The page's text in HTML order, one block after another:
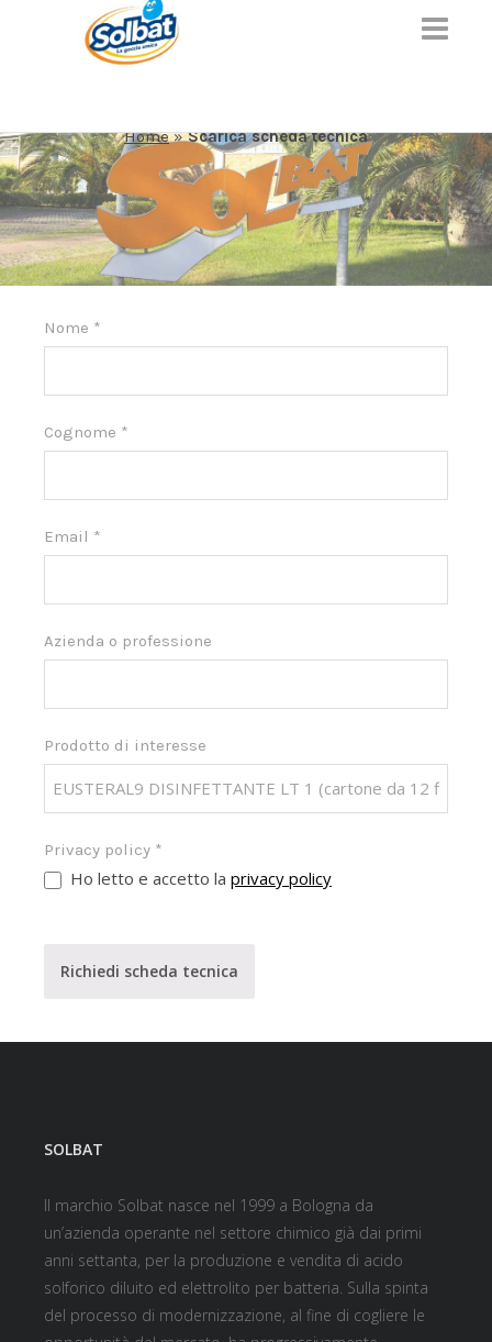
Home»Scarica scheda tecnica
Nome *
Cognome *
Email *
Azienda o professione
Prodotto di interesse
Privacy policy *
Ho letto e accetto la privacy policy
Richiedi scheda tecnica
SOLBAT
Il marchio Solbat nasce nel 1999 a Bologna da
un’azienda operante nel settore chimico già dai primi
anni settanta, per la produzione e vendita di acido
solforico diluito ed elettrolito per batteria. Sulla spinta
del processo di modernizzazione, al fine di cogliere le